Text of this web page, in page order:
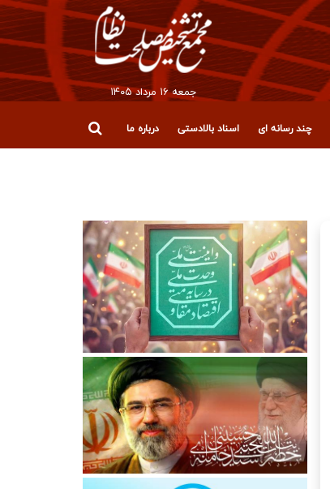
جمعه ۱۶ مرداد ۱۴۰۵
چند رسانه ای اسناد بالادستی درباره ما